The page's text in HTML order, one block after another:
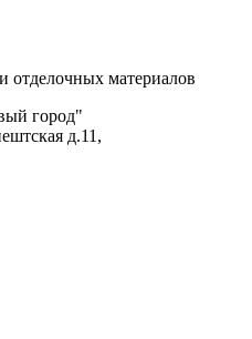
отделочных материалов
город"
д.11,